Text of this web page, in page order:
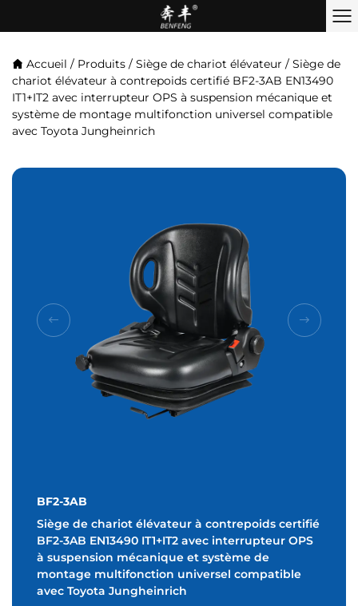
Accueil / Produits / Siège de chariot élévateur / Siège de
chariot élévateur à contrepoids certifié BF2-3AB EN13490
IT1+IT2 avec interrupteur OPS à suspension mécanique et
système de montage multifonction universel compatible
avec Toyota Jungheinrich
BF2-3AB
Siège de chariot élévateur à contrepoids certifié
BF2-3AB EN13490 IT1+IT2 avec interrupteur OPS
à suspension mécanique et système de
montage multifonction universel compatible
avec Toyota Jungheinrich